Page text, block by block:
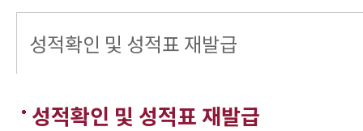
성적확인 및 성적표 재발급
성적확인 및 성적표 재발급